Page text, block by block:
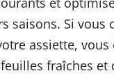
saisons. Si
assiette,
fraîches et